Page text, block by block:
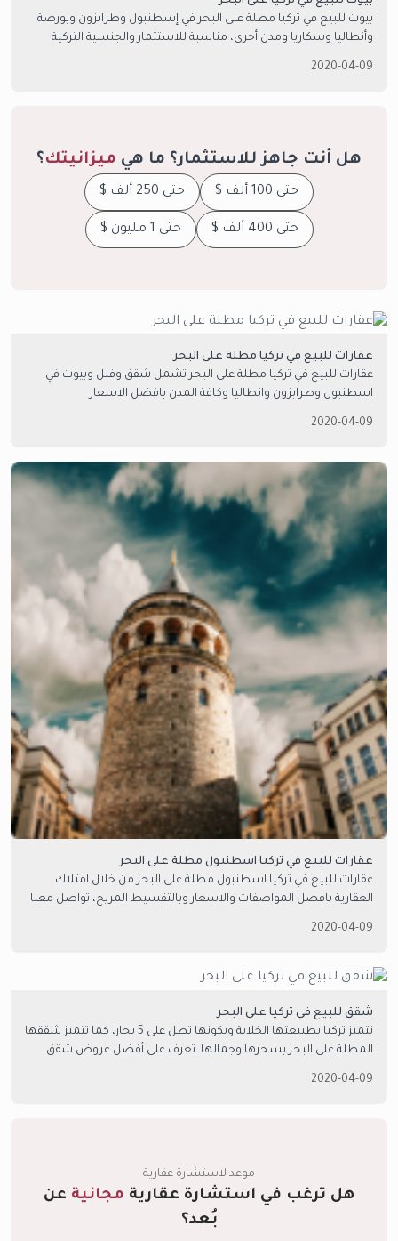
بيوت للبيع في تركيا مطلة على البحر في إسطنبول وطرابزون وبورصة
وأنطاليا وسكاريا ومدن أخرى، مناسبة للاستثمار والجنسية التركية
2020-04-09
هل أنت جاهز للاستثمار؟ ما هي ميزانيتك ؟
حتى 100 ألف $ حتى 250 ألف $
حتى 400 ألف $ حتى 1 مليون $
عقارات للبيع في تركيا مطلة على البحر
عقارات للبيع في تركيا مطلة على البحر تشمل شقق وفلل وبيوت في
اسطنبول وطرابزون وانطاليا وكافة المدن بافضل الاسعار
2020-04-09
عقارات للبيع في تركيا اسطنبول مطلة على البحر
عقارات للبيع في تركيا اسطنبول مطلة على البحر من خلال امتلاك
العقارية بافضل المواصفات والاسعار وبالتقسيط المريح، تواصل معنا
2020-04-09
شقق للبيع في تركيا على البحر
تتميز تركيا بطبيعتها الخلابة وبكونها تطل على 5 بحار، كما تتميز شققها
المطلة على البحر بسحرها وجمالها. تعرف على أفضل عروض شقق
2020-04-09
موعد لاستشارة عقارية
هل ترغب في استشارة عقارية مجانية عن
بُعد؟